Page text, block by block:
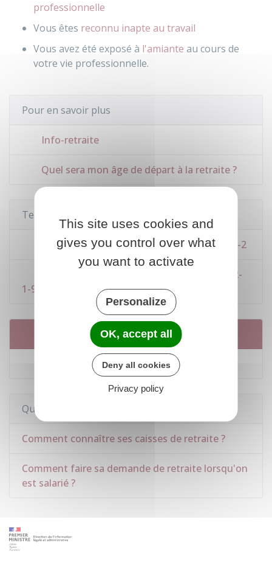
professionnelle
Vous êtes reconnu inapte au travail
Vous avez été exposé à l'amiante au cours de
votre vie professionnelle.
Pour en savoir plus
Info-retraite
Quel sera mon âge de départ à la retraite ?
Textes de référence
Code de la sécurité sociale : article L161-17-2
Code de la sécurité sociale : articles D161-2-
1-9 à D161-2-4-4
Services en ligne et formulaires
Info Retraite - Mon compte retraite
Questions ? Réponses !
Comment connaître ses caisses de retraite ?
Comment faire sa demande de retraite lorsqu'on
est salarié ?
This site uses cookies and
gives you control over what
you want to activate
Personalize
OK, accept all
Deny all cookies
Privacy policy